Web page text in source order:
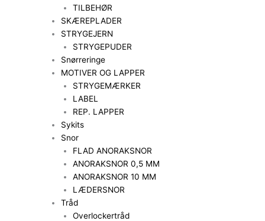
TILBEHØR
SKÆREPLADER
STRYGEJERN
STRYGEPUDER
Snørreringe
MOTIVER OG LAPPER
STRYGEMÆRKER
LABEL
REP. LAPPER
Sykits
Snor
FLAD ANORAKSNOR
ANORAKSNOR 0,5 MM
ANORAKSNOR 10 MM
LÆDERSNOR
Tråd
Overlockertråd